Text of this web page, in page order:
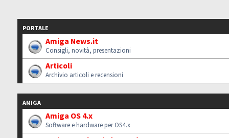
PORTALE
Amiga News.it
Consigli, novità, presentazioni
Articoli
Archivio articoli e recensioni
AMIGA
Amiga OS 4.x
Software e hardware per OS4.x